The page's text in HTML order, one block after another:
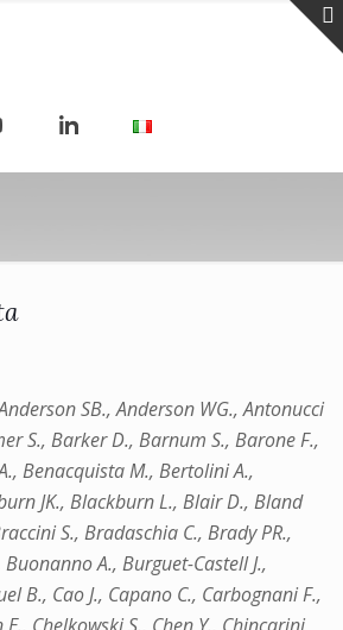
SB., Anderson WG., Antonucci
S., Barker D., Barnum S., Barone F.,
Benacquista M., Bertolini A.,
JK., Blackburn L., Blair D., Bland
S., Bradaschia C., Brady PR.,
A., Burguet-Castell J.,
B., Cao J., Capano C., Carbognani F.,